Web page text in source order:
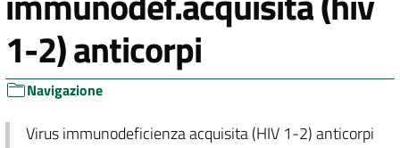
1-2) anticorpi
Navigazione
Virus immunodeficienza acquisita (HIV 1-2) anticorpi